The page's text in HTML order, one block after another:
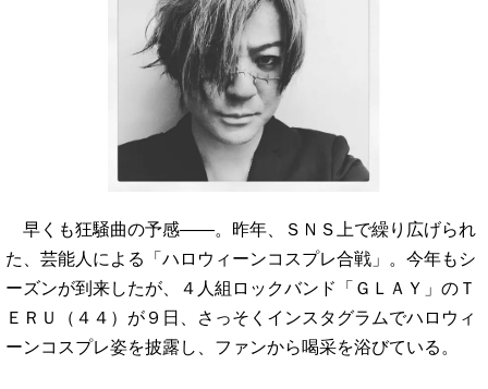
早くも狂騒曲の予感――。昨年、ＳＮＳ上で繰り広げられ
た、芸能人による「ハロウィーンコスプレ合戦」。今年もシ
ーズンが到来したが、４人組ロックバンド「ＧＬＡＹ」のＴ
ＥＲＵ（４４）が９日、さっそくインスタグラムでハロウィ
ーンコスプレ姿を披露し、ファンから喝采を浴びている。